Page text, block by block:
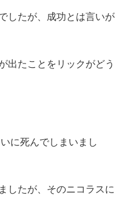
したが、成功とは言いが
出たことをリックがどう
に死んでしまいまし
したが、そのニコラスに